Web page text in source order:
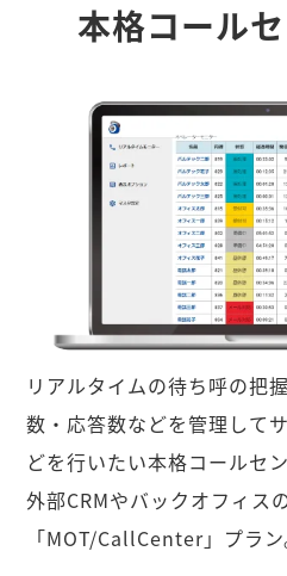
本格コール
リアルタイムの待ち呼の把
数・応答数などを管理して
どを行いたい本格コールセ
外部CRMやバックオフィス
「MOT/CallCenter」プラン